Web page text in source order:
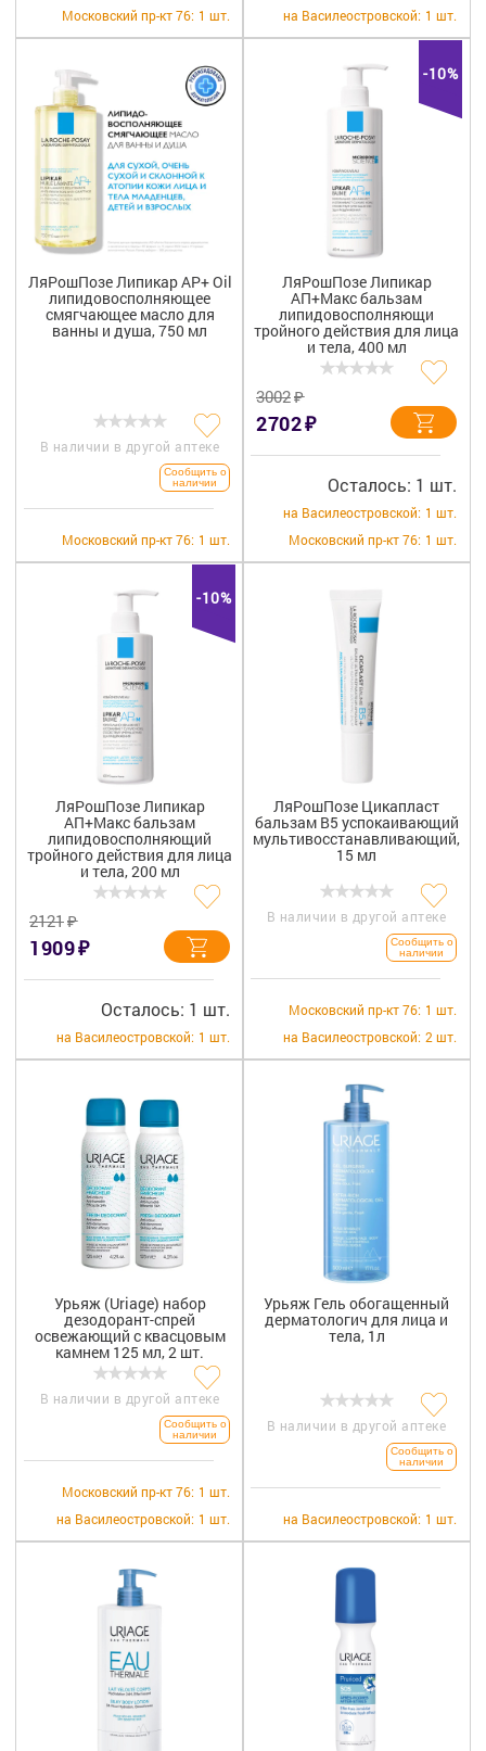
Московский пр-кт 76: 1 шт. на Василеостровской: 1 шт.
ЛяРошПозе Липикар AP+ Oil
липидовосполняющее
смягчающее масло для
ванны и душа, 750 мл
В наличии в другой аптеке
Сообщить о
наличии
Московский пр-кт 76: 1 шт.
-10%
ЛяРошПозе Липикар
АП+Макс бальзам
липидовосполняющи
тройного действия для лица
и тела, 400 мл
3002₽
2702₽
Осталось: 1 шт.
на Василеостровской: 1 шт.
Московский пр-кт 76: 1 шт.
-10%
ЛяРошПозе Липикар
АП+Макс бальзам
липидовосполняющий
тройного действия для лица
и тела, 200 мл
2121₽
1909₽
Осталось: 1 шт.
на Василеостровской: 1 шт.
ЛяРошПозе Цикапласт
бальзам B5 успокаивающий
мультивосстанавливающий,
15 мл
В наличии в другой аптеке
Сообщить о
наличии
Московский пр-кт 76: 1 шт.
на Василеостровской: 2 шт.
Урьяж (Uriage) набор
дезодорант-спрей
освежающий с квасцовым
камнем 125 мл, 2 шт.
В наличии в другой аптеке
Сообщить о
наличии
Московский пр-кт 76: 1 шт.
на Василеостровской: 1 шт.
Урьяж Гель обогащенный
дерматологич для лица и
тела, 1л
В наличии в другой аптеке
Сообщить о
наличии
на Василеостровской: 1 шт.